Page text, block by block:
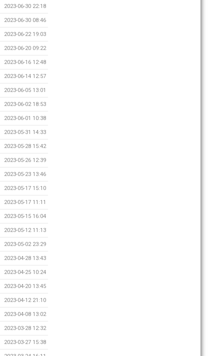
2023-06-30 22:18
2023-06-30 08:46
2023-06-22 19:03
2023-06-20 09:22
2023-06-16 12:48
2023-06-14 12:57
2023-06-05 13:01
2023-06-02 18:53
2023-06-01 10:38
2023-05-31 14:33
2023-05-28 15:42
2023-05-26 12:39
2023-05-23 13:46
2023-05-17 15:10
2023-05-17 11:11
2023-05-15 16:04
2023-05-12 11:13
2023-05-02 23:29
2023-04-28 13:43
2023-04-25 10:24
2023-04-20 13:45
2023-04-12 21:10
2023-04-08 13:02
2023-03-28 12:32
2023-03-27 15:38